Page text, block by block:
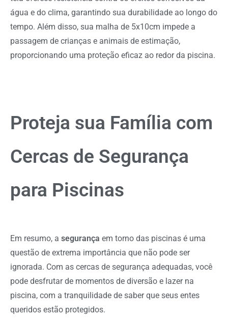
água e do clima, garantindo sua durabilidade ao longo do
tempo. Além disso, sua malha de 5x10cm impede a
passagem de crianças e animais de estimação,
proporcionando uma proteção eficaz ao redor da piscina.
Proteja sua Família com
Cercas de Segurança
para Piscinas
Em resumo, a segurança em torno das piscinas é uma
questão de extrema importância que não pode ser
ignorada. Com as cercas de segurança adequadas, você
pode desfrutar de momentos de diversão e lazer na
piscina, com a tranquilidade de saber que seus entes
queridos estão protegidos.